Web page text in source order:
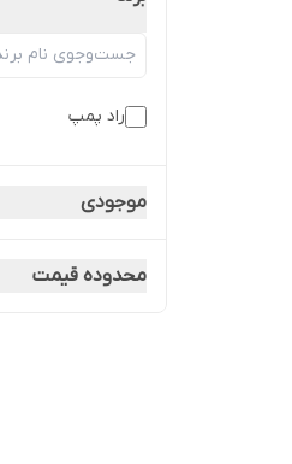
راد پمپ
موجودی
محدوده قیمت